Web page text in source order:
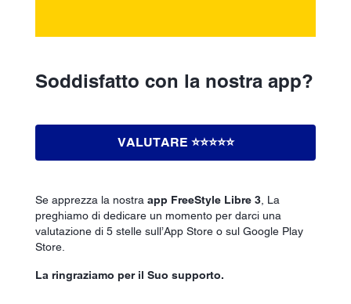
Soddisfatto con la nostra app?
VALUTARE ⭐️⭐️⭐️⭐️⭐️
Se apprezza la nostra app FreeStyle Libre 3 , La
preghiamo di dedicare un momento per darci una
valutazione di 5 stelle sull’App Store o sul Google Play
Store.
La ringraziamo per il Suo supporto.